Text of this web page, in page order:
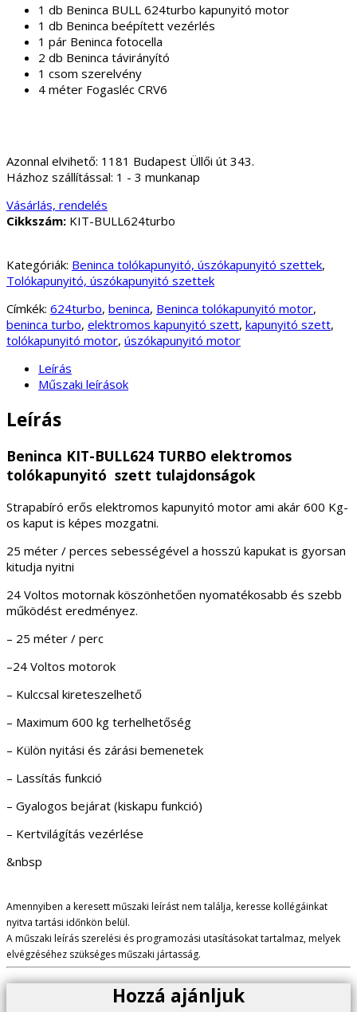
1 db Beninca BULL 624turbo kapunyitó motor
1 db Beninca beépített vezérlés
1 pár Beninca fotocella
2 db Beninca távirányító
1 csom szerelvény
4 méter Fogasléc CRV6
Azonnal elvihető: 1181 Budapest Üllői út 343.
Házhoz szállítással: 1 - 3 munkanap
Vásárlás, rendelés
Cikkszám: KIT-BULL624turbo
Kategóriák: Beninca tolókapunyitó, úszókapunyitó szettek,
Tolókapunyitó, úszókapunyitó szettek
Címkék: 624turbo, beninca, Beninca tolókapunyitó motor,
beninca turbo, elektromos kapunyitó szett, kapunyitó szett,
tolókapunyitó motor, úszókapunyitó motor
Leírás
Műszaki leírások
Leírás
Beninca KIT-BULL624 TURBO elektromos
tolókapunyitó szett tulajdonságok
Strapabíró erős elektromos kapunyitó motor ami akár 600 Kg-
os kaput is képes mozgatni.
25 méter / perces sebességével a hosszú kapukat is gyorsan
kitudja nyitni
24 Voltos motornak köszönhetően nyomatékosabb és szebb
működést eredményez.
– 25 méter / perc
–24 Voltos motorok
– Kulccsal kireteszelhető
– Maximum 600 kg terhelhetőség
– Külön nyitási és zárási bemenetek
– Lassítás funkció
– Gyalogos bejárat (kiskapu funkció)
– Kertvilágítás vezérlése
&nbsp
Amennyiben a keresett műszaki leírást nem találja, keresse kollégáinkat
nyitva tartási időnkön belül.
A műszaki leírás szerelési és programozási utasításokat tartalmaz, melyek
elvégzéséhez szükséges műszaki jártasság.
Hozzá ajánljuk